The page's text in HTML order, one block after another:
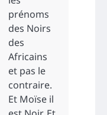
prénoms
des Noirs
des
Africains
et pas le
contraire.
Et Moïse il